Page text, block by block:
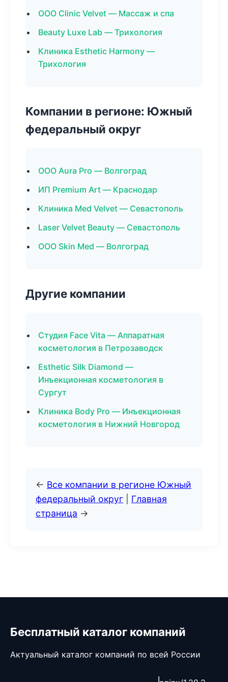
ООО Clinic Velvet — Массаж и спа
Beauty Luxe Lab — Трихология
Клиника Esthetic Harmony —
Трихология
Компании в регионе: Южный
федеральный округ
ООО Aura Pro — Волгоград
ИП Premium Art — Краснодар
Клиника Med Velvet — Севастополь
Laser Velvet Beauty — Севастополь
ООО Skin Med — Волгоград
Другие компании
Студия Face Vita — Аппаратная
косметология в Петрозаводск
Esthetic Silk Diamond —
Инъекционная косметология в
Сургут
Клиника Body Pro — Инъекционная
косметология в Нижний Новгород
← Все компании в регионе Южный
федеральный округ
Главная
страница →
Бесплатный каталог компаний
Актуальный каталог компаний по всей России